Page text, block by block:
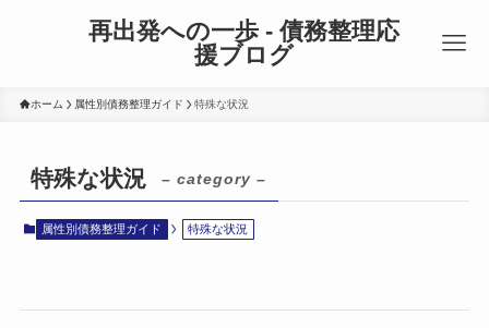
再出発への一歩 - 債務整理応
援ブログ
ホーム 属性別債務整理ガイド 特殊な状況
特殊な状況 – category –
属性別債務整理ガイド 特殊な状況